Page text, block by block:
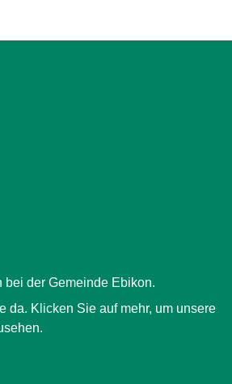
bei der Gemeinde Ebikon.
da. Klicken Sie auf mehr, um unsere